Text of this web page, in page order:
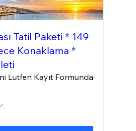
Tatil Paketi * 149
Konaklama *
Lutfen Kayıt Formunda